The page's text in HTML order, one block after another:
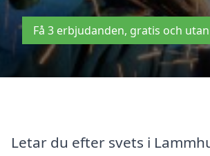
Få 3 erbjudanden, gratis och
Letar du efter svets i